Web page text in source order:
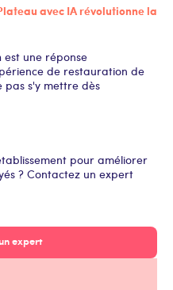
avec IA révolutionne la
est une réponse
de restauration de
pas s'y mettre dès
pour améliorer
? Contactez un expert
expert